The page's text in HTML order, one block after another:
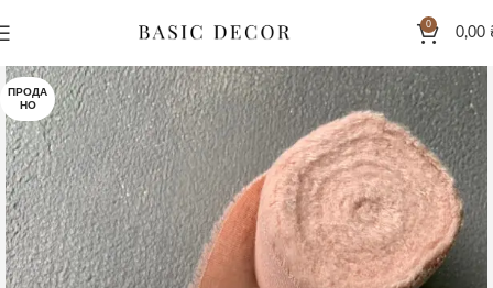
0
0,00
ПРОДА
НО